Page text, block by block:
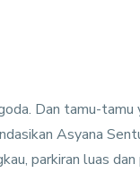
Dan tamu-
Asyana
parkiran luas